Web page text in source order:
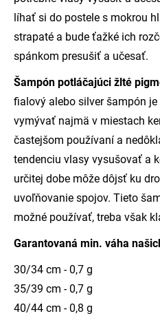
líhať si do postele s mokrou
strapaté a bude ťažké ich
spánkom presušiť a učesať.
Šampón potláčajúci žlté
fialový alebo silver šampón
vymývať najmä v miestach
častejšom používaní a
tendenciu vlasy vysušovať a
určitej dobe môže dôjsť ku
uvoľňovanie spojov. Tieto
možné používať, treba však
Garantovaná min. váha
30/34 cm - 0,7 g
35/39 cm - 0,7 g
40/44 cm - 0,8 g